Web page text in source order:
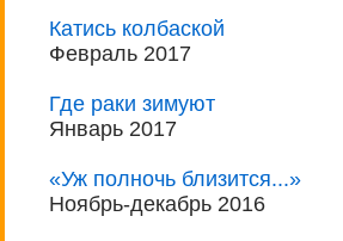
Катись колбаской
Февраль 2017
Где раки зимуют
Январь 2017
«Уж полночь близится...»
Ноябрь-декабрь 2016